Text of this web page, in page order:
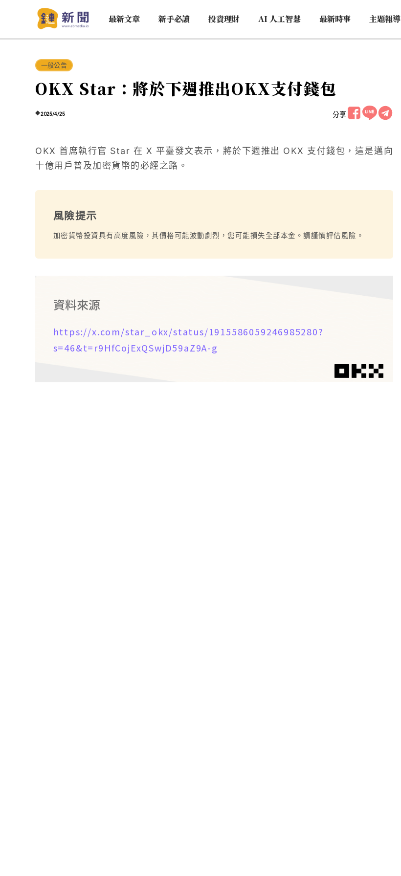
最新文章 新手必讀 投資理財 AI 人工智慧 最新時事 主題報導
一般公告
OKX Star：將於下週推出OKX支付錢包
2025/4/25 分享
OKX 首席執行官 Star 在 X 平臺發文表示，將於下週推出 OKX 支付錢包，這是邁向
十億用戶普及加密貨幣的必經之路。
風險提示
加密貨幣投資具有高度風險，其價格可能波動劇烈，您可能損失全部本金。請謹慎評估風險。
資料來源
https://x.com/star_okx/status/1915586059246985280?
s=46&t=r9HfCojExQSwjD59aZ9A-g